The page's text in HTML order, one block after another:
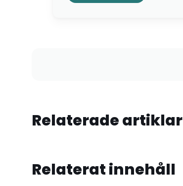
Relaterade artiklar
Relaterat innehåll